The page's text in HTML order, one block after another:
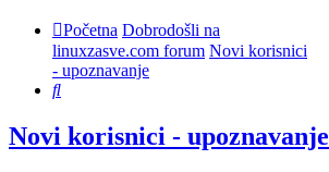
Početna Dobrodošli na
linuxzasve.com forum Novi korisnici
- upoznavanje
Pretražnik
Novi korisnici - upoznavanje